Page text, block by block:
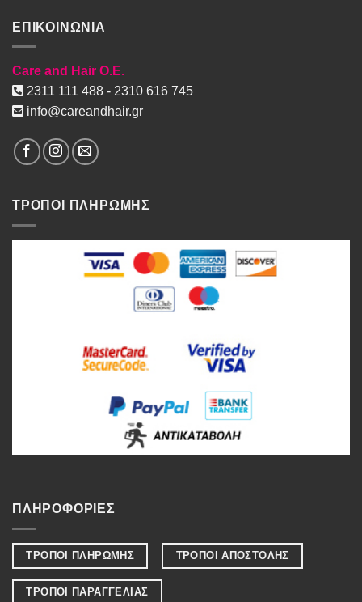
ΕΠΙΚΟΙΝΩΝΙΑ
Care and Hair O.E.
2311 111 488 - 2310 616 745
info@careandhair.gr
ΤΡΟΠΟΙ ΠΛΗΡΩΜΗΣ
ΠΛΗΡΟΦΟΡΙΕΣ
ΤΡΟΠΟΙ ΠΛΗΡΩΜΗΣ ΤΡΟΠΟΙ ΑΠΟΣΤΟΛΗΣ
ΤΡΟΠΟΙ ΠΑΡΑΓΓΕΛΙΑΣ